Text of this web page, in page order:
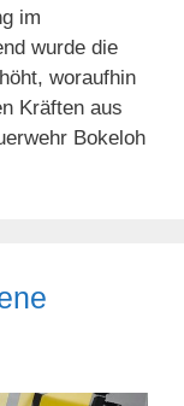
im
wurde die
woraufhin
Kräften aus
Bokeloh